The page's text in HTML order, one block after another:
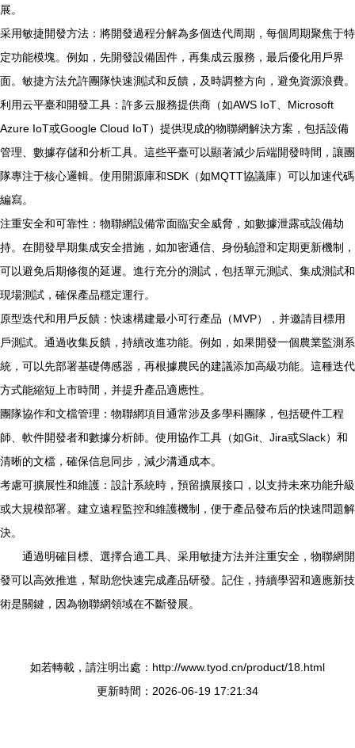
展。
采用敏捷開發方法：將開發過程分解為多個迭代周期，每個周期聚焦于特
定功能模塊。例如，先開發設備固件，再集成云服務，最后優化用戶界
面。敏捷方法允許團隊快速測試和反饋，及時調整方向，避免資源浪費。
利用云平臺和開發工具：許多云服務提供商（如AWS IoT、Microsoft
Azure IoT或Google Cloud IoT）提供現成的物聯網解決方案，包括設備
管理、數據存儲和分析工具。這些平臺可以顯著減少后端開發時間，讓團
隊專注于核心邏輯。使用開源庫和SDK（如MQTT協議庫）可以加速代碼
編寫。
注重安全和可靠性：物聯網設備常面臨安全威脅，如數據泄露或設備劫
持。在開發早期集成安全措施，如加密通信、身份驗證和定期更新機制，
可以避免后期修復的延遲。進行充分的測試，包括單元測試、集成測試和
現場測試，確保產品穩定運行。
原型迭代和用戶反饋：快速構建最小可行產品（MVP），并邀請目標用
戶測試。通過收集反饋，持續改進功能。例如，如果開發一個農業監測系
統，可以先部署基礎傳感器，再根據農民的建議添加高級功能。這種迭代
方式能縮短上市時間，并提升產品適應性。
團隊協作和文檔管理：物聯網項目通常涉及多學科團隊，包括硬件工程
師、軟件開發者和數據分析師。使用協作工具（如Git、Jira或Slack）和
清晰的文檔，確保信息同步，減少溝通成本。
考慮可擴展性和維護：設計系統時，預留擴展接口，以支持未來功能升級
或大規模部署。建立遠程監控和維護機制，便于產品發布后的快速問題解
決。
通過明確目標、選擇合適工具、采用敏捷方法并注重安全，物聯網開
發可以高效推進，幫助您快速完成產品研發。記住，持續學習和適應新技
術是關鍵，因為物聯網領域在不斷發展。
如若轉載，請注明出處：http://www.tyod.cn/product/18.html
更新時間：2026-06-19 17:21:34